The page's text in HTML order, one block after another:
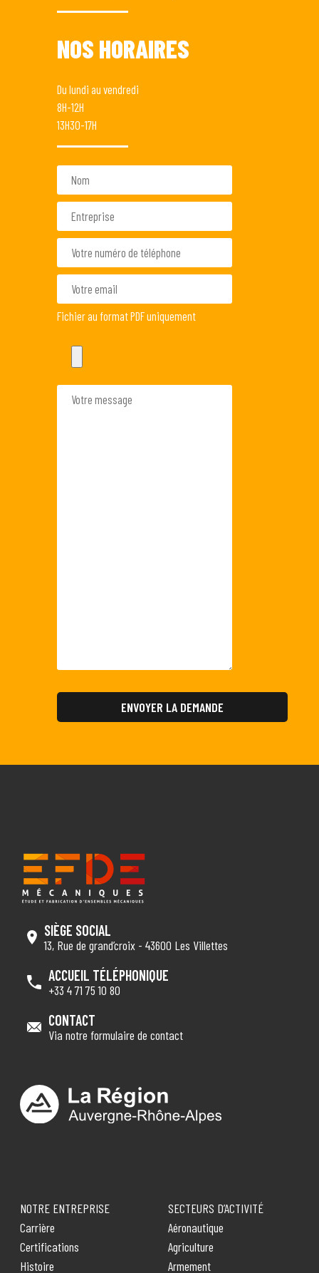
NOS HORAIRES
Du lundi au vendredi
8H-12H
13H30-17H
Fichier au format PDF uniquement
SIÈGE SOCIAL
13, Rue de grand’croix - 43600 Les Villettes
ACCUEIL TÉLÉPHONIQUE
+33 4 71 75 10 80
CONTACT
Via notre formulaire de contact
NOTRE ENTREPRISE
Carrière
Certifications
Histoire
SECTEURS D’ACTIVITÉ
Aéronautique
Agriculture
Armement